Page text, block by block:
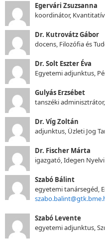
Egervári Zsuzsanna
koordinátor,
Dr. Kutrovátz Gábor
docens, Filozófia és
Dr. Solt Eszter Éva
Egyetemi adjunktus,
Gulyás Erzsébet
tanszéki
Dr. Víg Zoltán
adjunktus, Üzleti Jog
Dr. Fischer Márta
igazgató, Idegen
Szabó Bálint
egyetemi tanársegéd,
Szabó Levente
egyetemi adjunktus,